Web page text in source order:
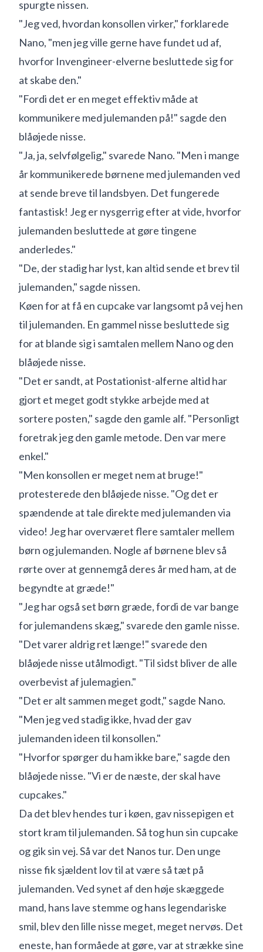
spurgte nissen.
"Jeg ved, hvordan konsollen virker," forklarede
Nano, "men jeg ville gerne have fundet ud af,
hvorfor Invengineer-elverne besluttede sig for
at skabe den."
"Fordi det er en meget effektiv måde at
kommunikere med julemanden på!" sagde den
blåøjede nisse.
"Ja, ja, selvfølgelig," svarede Nano. "Men i mange
år kommunikerede børnene med julemanden ved
at sende breve til landsbyen. Det fungerede
fantastisk! Jeg er nysgerrig efter at vide, hvorfor
julemanden besluttede at gøre tingene
anderledes."
"De, der stadig har lyst, kan altid sende et brev til
julemanden," sagde nissen.
Køen for at få en cupcake var langsomt på vej hen
til julemanden. En gammel nisse besluttede sig
for at blande sig i samtalen mellem Nano og den
blåøjede nisse.
"Det er sandt, at Postationist-alferne altid har
gjort et meget godt stykke arbejde med at
sortere posten," sagde den gamle alf. "Personligt
foretrak jeg den gamle metode. Den var mere
enkel."
"Men konsollen er meget nem at bruge!"
protesterede den blåøjede nisse. "Og det er
spændende at tale direkte med julemanden via
video! Jeg har overværet flere samtaler mellem
børn og julemanden. Nogle af børnene blev så
rørte over at gennemgå deres år med ham, at de
begyndte at græde!"
"Jeg har også set børn græde, fordi de var bange
for julemandens skæg," svarede den gamle nisse.
"Det varer aldrig ret længe!" svarede den
blåøjede nisse utålmodigt. "Til sidst bliver de alle
overbevist af julemagien."
"Det er alt sammen meget godt," sagde Nano.
"Men jeg ved stadig ikke, hvad der gav
julemanden ideen til konsollen."
"Hvorfor spørger du ham ikke bare," sagde den
blåøjede nisse. "Vi er de næste, der skal have
cupcakes."
Da det blev hendes tur i køen, gav nissepigen et
stort kram til julemanden. Så tog hun sin cupcake
og gik sin vej. Så var det Nanos tur. Den unge
nisse fik sjældent lov til at være så tæt på
julemanden. Ved synet af den høje skæggede
mand, hans lave stemme og hans legendariske
smil, blev den lille nisse meget, meget nervøs. Det
eneste, han formåede at gøre, var at strække sine